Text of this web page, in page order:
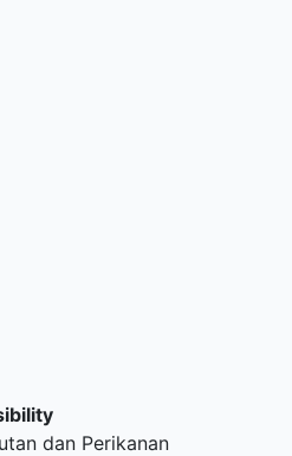
dan Perikanan